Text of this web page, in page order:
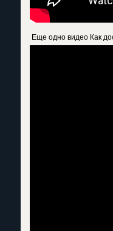
Еще одно видео Как